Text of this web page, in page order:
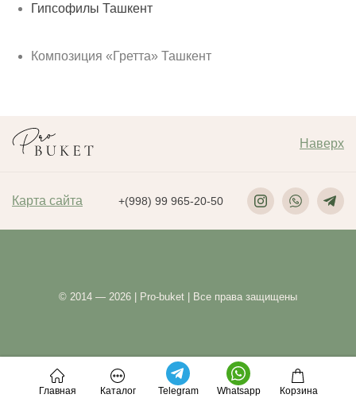
Главная Каталог Telegram Whatsapp Корзина
Гипсофилы Ташкент
Композиция «Гретта» Ташкент
Наверх
Карта сайта +(998) 99 965-20-50
© 2014 — 2026 | Pro-buket | Все права защищены